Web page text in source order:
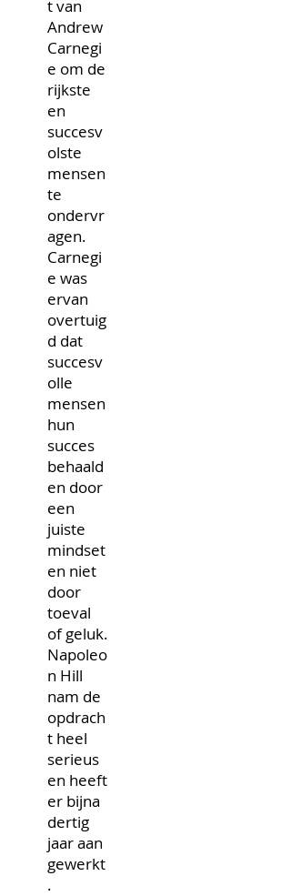
t van
Andrew
Carnegi
e om de
rijkste
en
succesv
olste
mensen
te
ondervr
agen.
Carnegi
e was
ervan
overtuig
d dat
succesv
olle
mensen
hun
succes
behaald
en door
een
juiste
mindset
en niet
door
toeval
of geluk.
Napoleo
n Hill
nam de
opdrach
t heel
serieus
en heeft
er bijna
dertig
jaar aan
gewerkt
.